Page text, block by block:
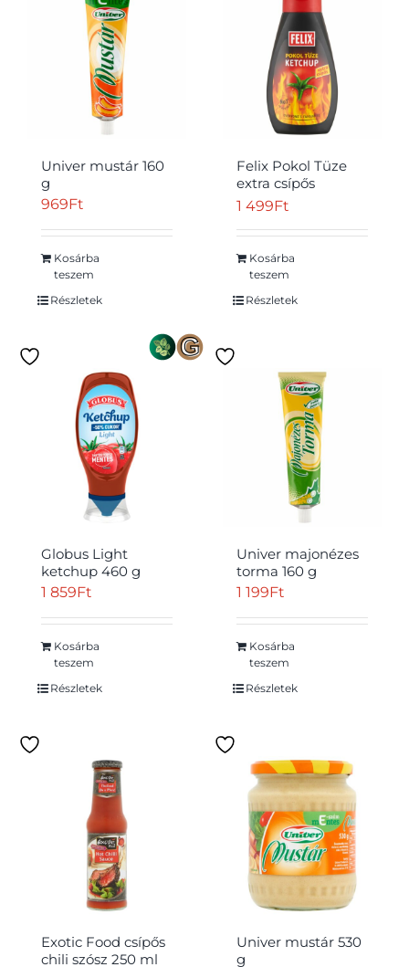
Univer mustár 160
g
969Ft
Kosárba
teszem
Részletek
Felix Pokol Tüze
extra csípős
ketchup 450 g
1 499Ft
Kosárba
teszem
Részletek
Globus Light
ketchup 460 g
1 859Ft
Kosárba
teszem
Részletek
Univer majonézes
torma 160 g
1 199Ft
Kosárba
teszem
Részletek
Exotic Food csípős
chili szósz 250 ml
Univer mustár 530
g